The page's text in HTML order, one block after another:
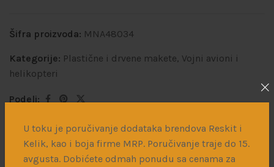
U toku je poručivanje dodataka brendova Reskit i
Kelik, kao i boja firme MRP. Poručivanje traje do 15.
avgusta. Dobićete odmah ponudu sa cenama za
Šifra proizvoda: MNA48034
Kategorije: Plastične i drvene makete, Vojni avioni i
helikopteri
Podeli:
Opis Dodatne informacije Dostava